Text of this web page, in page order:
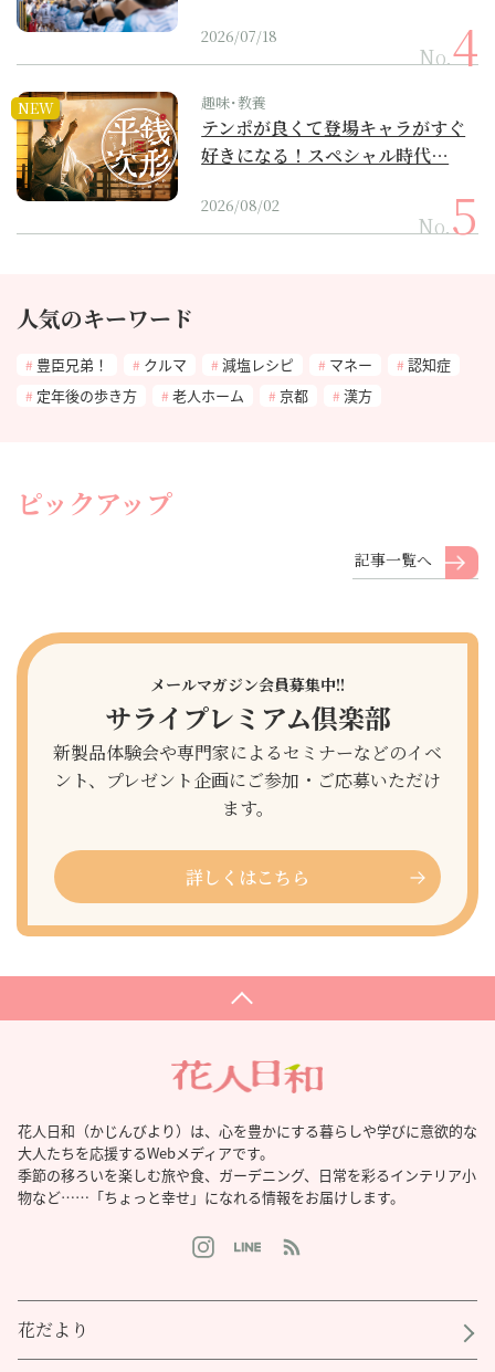
2026/07/18
No.
NEW 趣味･教養
テンポが良くて登場キャラがすぐ
好きになる！スペシャル時代…
2026/08/02
No.
人気のキーワード
豊臣兄弟！ クルマ 減塩レシピ マネー
認知症
定年後の歩き方
老人ホーム 京都 漢方
ピックアップ
記事一覧へ
メールマガジン会員募集中!!
サライプレミアム倶楽部
新製品体験会や専門家によるセミナーなどのイベ
ント、プレゼント企画にご参加・ご応募いただけ
ます。
詳しくはこちら
花人日和（かじんびより）は、心を豊かにする暮らしや学びに意欲的な
大人たちを応援するWebメディアです。
季節の移ろいを楽しむ旅や食、ガーデニング、日常を彩るインテリア小
物など……「ちょっと幸せ」になれる情報をお届けします。
花だより